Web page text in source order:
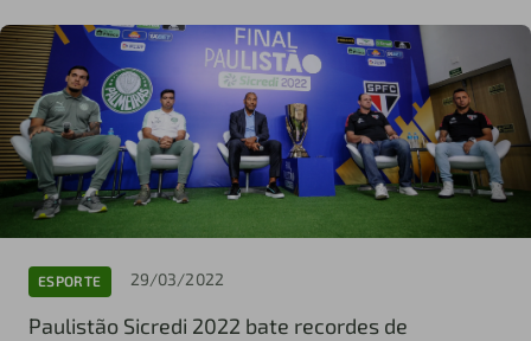
ESPORTE 29/03/2022
Paulistão Sicredi 2022 bate recordes de